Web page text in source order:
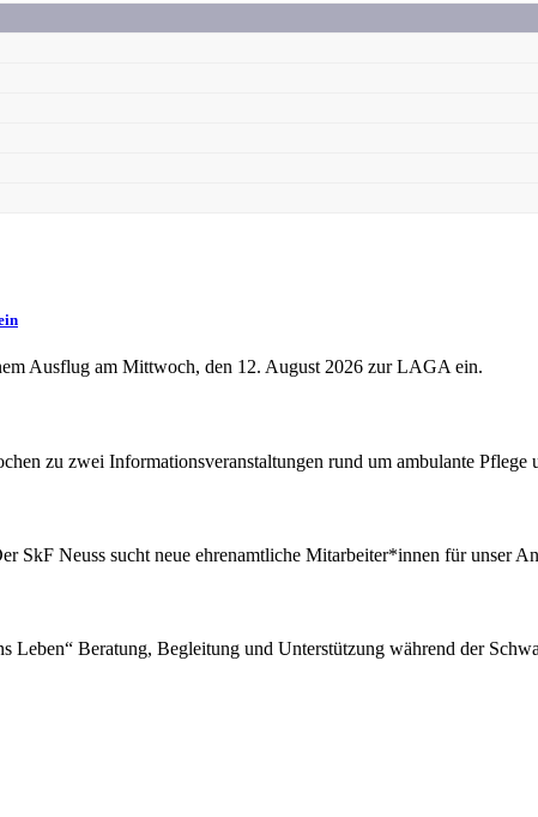
Ausflug am Mittwoch, den 12. August 2026 zur LAGA ein.
zu zwei Informationsveranstaltungen rund um ambulante Pflege
SkF Neuss sucht neue ehrenamtliche Mitarbeiter*innen für unser
Beratung, Begleitung und Unterstützung während der